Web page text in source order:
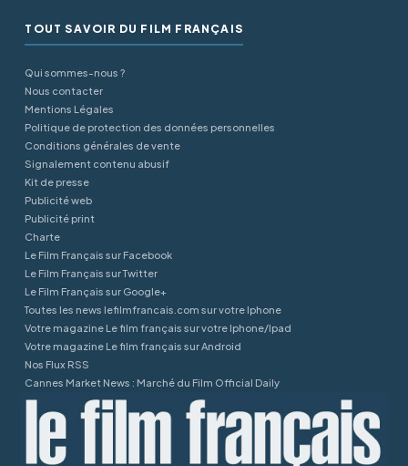
TOUT SAVOIR DU FILM FRANÇAIS
Qui sommes-nous ?
Nous contacter
Mentions Légales
Politique de protection des données personnelles
Conditions générales de vente
Signalement contenu abusif
Kit de presse
Publicité web
Publicité print
Charte
Le Film Français sur Facebook
Le Film Français sur Twitter
Le Film Français sur Google+
Toutes les news lefilmfrancais.com sur votre Iphone
Votre magazine Le film français sur votre Iphone/Ipad
Votre magazine Le film français sur Android
Nos Flux RSS
Cannes Market News : Marché du Film Official Daily